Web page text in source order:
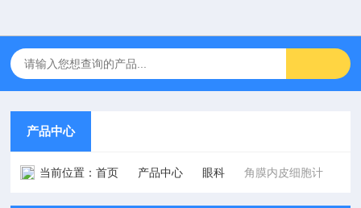
产品中心
当前位置：首页 产品中心 眼科 角膜内皮细胞计